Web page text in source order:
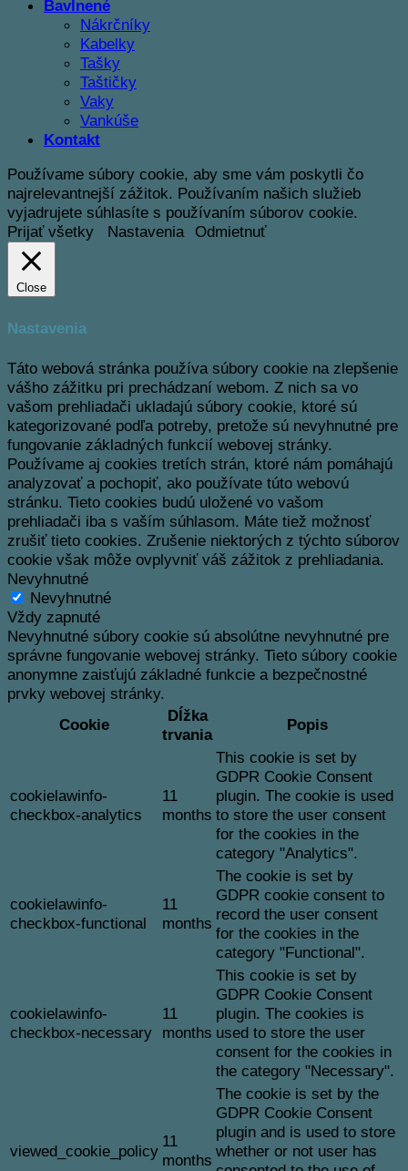
Bavlnené
Nákrčníky
Kabelky
Tašky
Taštičky
Vaky
Vankúše
Kontakt
Používame súbory cookie, aby sme vám poskytli čo
najrelevantnejší zážitok. Používaním našich služieb
vyjadrujete súhlasíte s používaním súborov cookie.
Prijať všetky
Nastavenia Odmietnuť
Close
Nastavenia
Táto webová stránka používa súbory cookie na zlepšenie
vášho zážitku pri prechádzaní webom. Z nich sa vo
vašom prehliadači ukladajú súbory cookie, ktoré sú
kategorizované podľa potreby, pretože sú nevyhnutné pre
fungovanie základných funkcií webovej stránky.
Používame aj cookies tretích strán, ktoré nám pomáhajú
analyzovať a pochopiť, ako používate túto webovú
stránku. Tieto cookies budú uložené vo vašom
prehliadači iba s vaším súhlasom. Máte tiež možnosť
zrušiť tieto cookies. Zrušenie niektorých z týchto súborov
cookie však môže ovplyvniť váš zážitok z prehliadania.
Nevyhnutné
Nevyhnutné
Vždy zapnuté
Nevyhnutné súbory cookie sú absolútne nevyhnutné pre
správne fungovanie webovej stránky. Tieto súbory cookie
anonymne zaisťujú základné funkcie a bezpečnostné
prvky webovej stránky.
Cookie
Dĺžka
trvania
Popis
cookielawinfo-
checkbox-analytics
11
months
This cookie is set by
GDPR Cookie Consent
plugin. The cookie is used
to store the user consent
for the cookies in the
category "Analytics".
cookielawinfo-
checkbox-functional
11
months
The cookie is set by
GDPR cookie consent to
record the user consent
for the cookies in the
category "Functional".
cookielawinfo-
checkbox-necessary
11
months
This cookie is set by
GDPR Cookie Consent
plugin. The cookies is
used to store the user
consent for the cookies in
the category "Necessary".
viewed_cookie_policy
11
months
The cookie is set by the
GDPR Cookie Consent
plugin and is used to store
whether or not user has